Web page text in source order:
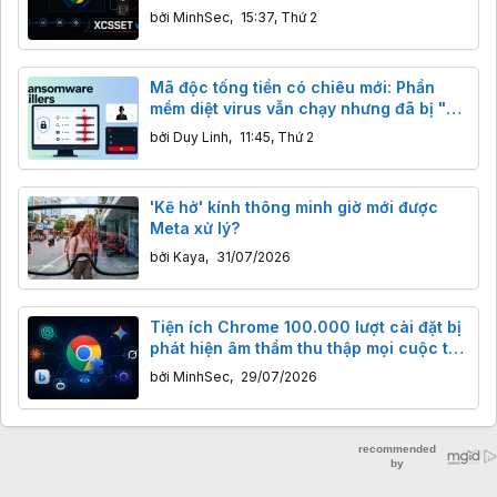
đe dọa hàng nghìn lập trình viên macOS
bởi MinhSec, 15:37, Thứ 2
Mã độc tống tiền có chiêu mới: Phần
mềm diệt virus vẫn chạy nhưng đã bị "vô
hiệu hóa"
bởi Duy Linh, 11:45, Thứ 2
'Kẽ hở' kính thông minh giờ mới được
Meta xử lý?
bởi Kaya, 31/07/2026
Tiện ích Chrome 100.000 lượt cài đặt bị
phát hiện âm thầm thu thập mọi cuộc trò
chuyện với AI
bởi MinhSec, 29/07/2026